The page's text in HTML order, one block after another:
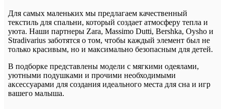
Для самых маленьких мы предлагаем качественный
текстиль для спальни, который создает атмосферу тепла и
уюта. Наши партнеры Zara, Massimo Dutti, Bershka, Oysho и
Stradivarius заботятся о том, чтобы каждый элемент был не
только красивым, но и максимально безопасным для детей.
В подборке представлены модели с мягкими одеялами,
уютными подушками и прочими необходимыми
аксессуарами для создания идеального места для сна и игр
вашего малыша.